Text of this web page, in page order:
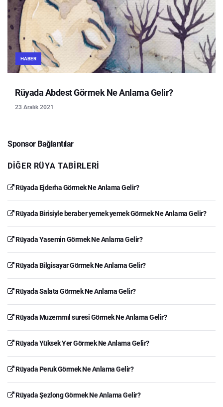
HABER
Rüyada Abdest Görmek Ne Anlama Gelir?
23 Aralık 2021
Sponsor Bağlantılar
DIĞER RÜYA TABIRLERI
Rüyada Ejderha Görmek Ne Anlama Gelir?
Rüyada Birisiyle beraber yemek yemek Görmek Ne Anlama Gelir?
Rüyada Yasemin Görmek Ne Anlama Gelir?
Rüyada Bilgisayar Görmek Ne Anlama Gelir?
Rüyada Salata Görmek Ne Anlama Gelir?
Rüyada Muzemmıl suresi Görmek Ne Anlama Gelir?
Rüyada Yüksek Yer Görmek Ne Anlama Gelir?
Rüyada Peruk Görmek Ne Anlama Gelir?
Rüyada Şezlong Görmek Ne Anlama Gelir?